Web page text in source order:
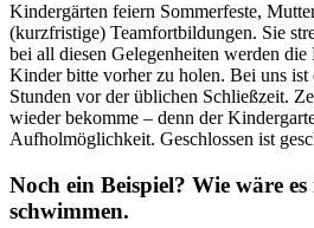
Kindergärten feiern Sommerfeste,
(kurzfristige) Teamfortbildungen. Sie
bei all diesen Gelegenheiten werden
Kinder bitte vorher zu holen. Bei uns ist
Stunden vor der üblichen Schließzeit.
wieder bekomme – denn der
Aufholmöglichkeit. Geschlossen ist
Noch ein Beispiel? Wie wäre
schwimmen.